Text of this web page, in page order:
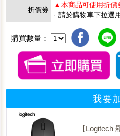
折價券
▲本商品可使用折價
· 請於購物車下拉選
購買數量：
我要
【Logitech